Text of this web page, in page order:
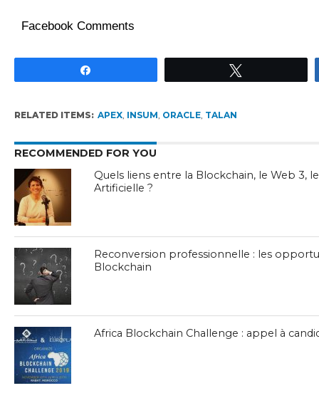
Facebook Comments
RELATED ITEMS: APEX, INSUM, ORACLE, TALAN
RECOMMENDED FOR YOU
Quels liens entre la Blockchain, le Web 3,
Artificielle ?
Reconversion professionnelle : les
Blockchain
Africa Blockchain Challenge : appel à